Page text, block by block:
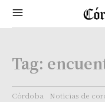
Tag:
Córdoba Noticias de